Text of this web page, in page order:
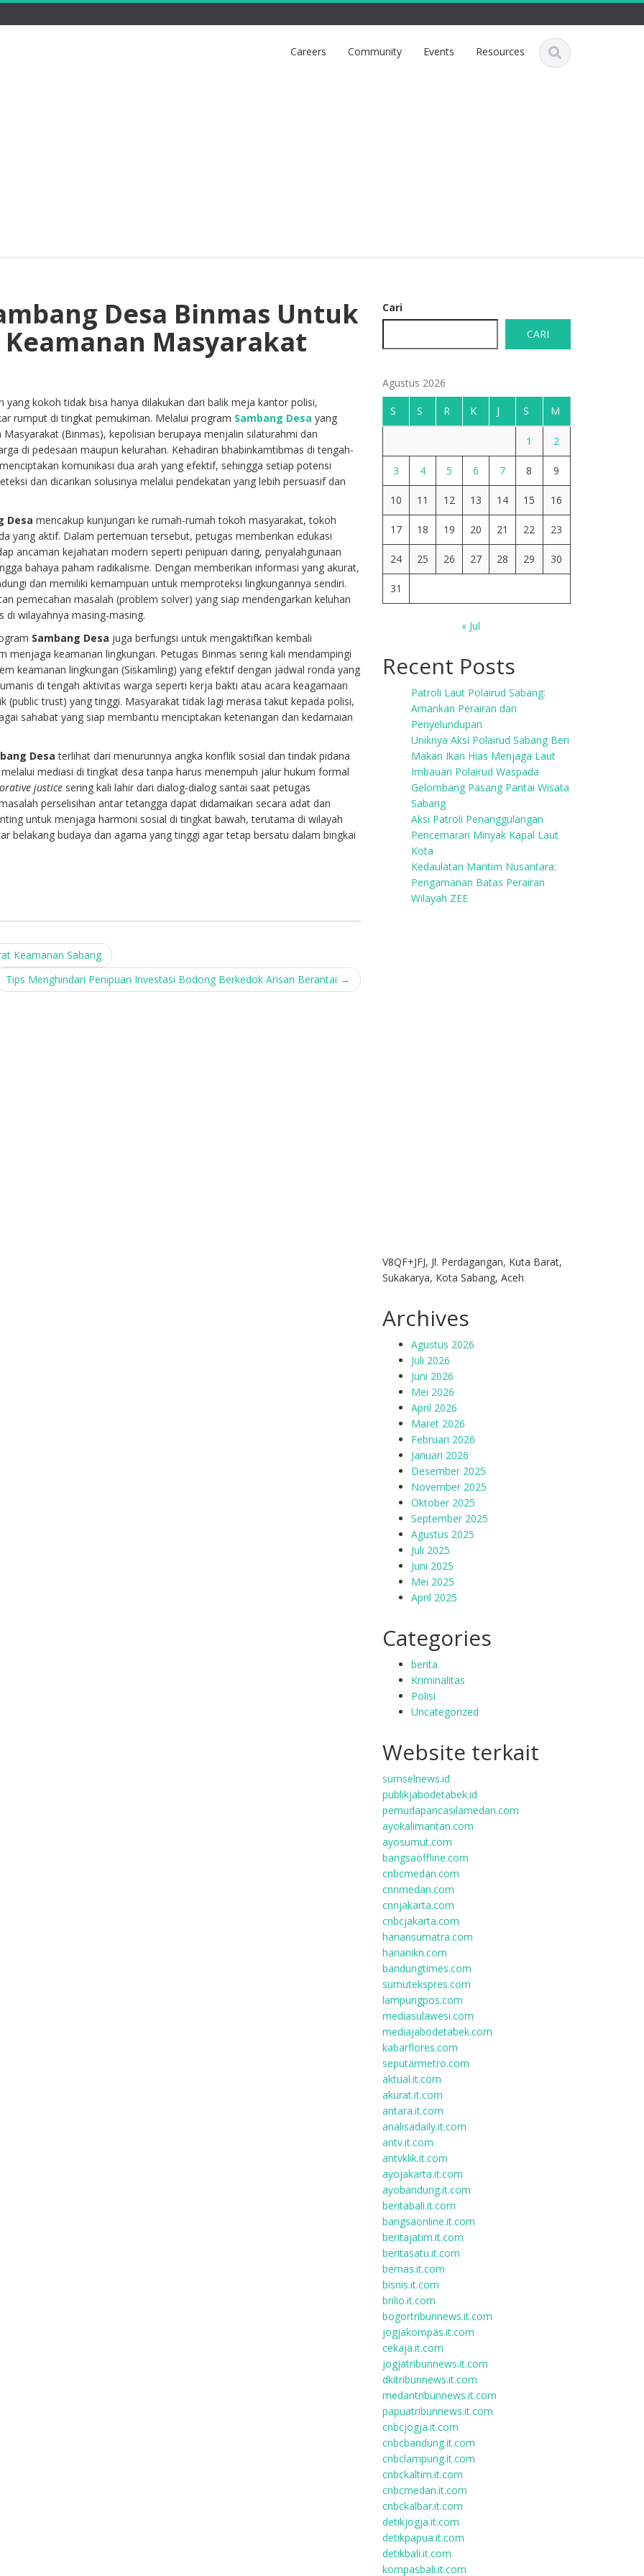
Careers Community Events Resources
Desa Binmas Untuk
Masyarakat
yang kokoh tidak bisa hanya dilakukan dari balik meja kantor polisi,
rumput di tingkat pemukiman. Melalui program Sambang Desa yang
(Binmas), kepolisian berupaya menjalin silaturahmi dan
di pedesaan maupun kelurahan. Kehadiran bhabinkamtibmas di tengah-
komunikasi dua arah yang efektif, sehingga setiap potensi
dan dicarikan solusinya melalui pendekatan yang lebih persuasif dan
Desa mencakup kunjungan ke rumah-rumah tokoh masyarakat, tokoh
yang aktif. Dalam pertemuan tersebut, petugas memberikan edukasi
ancaman kejahatan modern seperti penipuan daring, penyalahgunaan
bahaya paham radikalisme. Dengan memberikan informasi yang akurat,
dan memiliki kemampuan untuk memproteksi lingkungannya sendiri.
pemecahan masalah (problem solver) yang siap mendengarkan keluhan
wilayahnya masing-masing.
Sambang Desa juga berfungsi untuk mengaktifkan kembali
menjaga keamanan lingkungan. Petugas Binmas sering kali mendampingi
keamanan lingkungan (Siskamling) yang efektif dengan jadwal ronda yang
di tengah aktivitas warga seperti kerja bakti atau acara keagamaan
(public trust) yang tinggi. Masyarakat tidak lagi merasa takut kepada polisi,
sahabat yang siap membantu menciptakan ketenangan dan kedamaian
Desa terlihat dari menurunnya angka konflik sosial dan tindak pidana
mediasi di tingkat desa tanpa harus menempuh jalur hukum formal
justice sering kali lahir dari dialog-dialog santai saat petugas
perselisihan antar tetangga dapat didamaikan secara adat dan
untuk menjaga harmoni sosial di tingkat bawah, terutama di wilayah
belakang budaya dan agama yang tinggi agar tetap bersatu dalam bingkai
Keamanan Sabang
Tips Menghindari Penipuan Investasi Bodong Berkedok Arisan Berantai →
Cari
CARI
Agustus 2026
S S R K J S M
1 2
3 4 5 6 7 8 9
10 11 12 13 14 15 16
17 18 19 20 21 22 23
24 25 26 27 28 29 30
31
« Jul
Recent Posts
Patroli Laut Polairud Sabang:
Amankan Perairan dari
Penyelundupan
Uniknya Aksi Polairud Sabang Beri
Makan Ikan Hias Menjaga Laut
Imbauan Polairud Waspada
Gelombang Pasang Pantai Wisata
Sabang
Aksi Patroli Penanggulangan
Pencemaran Minyak Kapal Laut
Kota
Kedaulatan Maritim Nusantara:
Pengamanan Batas Perairan
Wilayah ZEE
V8QF+JFJ, Jl. Perdagangan, Kuta Barat,
Sukakarya, Kota Sabang, Aceh
Archives
Agustus 2026
Juli 2026
Juni 2026
Mei 2026
April 2026
Maret 2026
Februari 2026
Januari 2026
Desember 2025
November 2025
Oktober 2025
September 2025
Agustus 2025
Juli 2025
Juni 2025
Mei 2025
April 2025
Categories
berita
Kriminalitas
Polisi
Uncategorized
Website terkait
sumselnews.id
publikjabodetabek.id
pemudapancasilamedan.com
ayokalimantan.com
ayosumut.com
bangsaoffline.com
cnbcmedan.com
cnnmedan.com
cnnjakarta.com
cnbcjakarta.com
hariansumatra.com
harianikn.com
bandungtimes.com
sumutekspres.com
lampungpos.com
mediasulawesi.com
mediajabodetabek.com
kabarflores.com
seputarmetro.com
aktual.it.com
akurat.it.com
antara.it.com
analisadaily.it.com
antv.it.com
antvklik.it.com
ayojakarta.it.com
ayobandung.it.com
beritabali.it.com
bangsaonline.it.com
beritajatim.it.com
beritasatu.it.com
bernas.it.com
bisnis.it.com
brilio.it.com
bogortribunnews.it.com
jogjakompas.it.com
cekaja.it.com
jogjatribunnews.it.com
dkitribunnews.it.com
medantribunnews.it.com
papuatribunnews.it.com
cnbcjogja.it.com
cnbcbandung.it.com
cnbclampung.it.com
cnbckaltim.it.com
cnbcmedan.it.com
cnbckalbar.it.com
detikjogja.it.com
detikpapua.it.com
detikbali.it.com
kompasbali.it.com